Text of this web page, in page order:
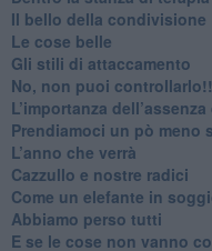
​Il bello della condivisione
Le cose belle
​Gli stili di attaccamento
No, non puoi
​L’importanza
​Prendiamoci un pò meno
​L’anno che verrà
​Cazzullo e nostre radici
​Come un elefante in
​Abbiamo perso tutti
E se le cose non vanno